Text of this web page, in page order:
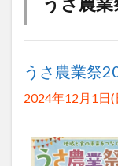
うさ農業祭
2024年12月1日(